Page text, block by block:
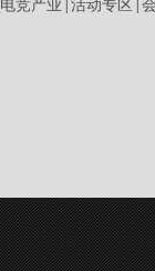
电竞产业 活动专区